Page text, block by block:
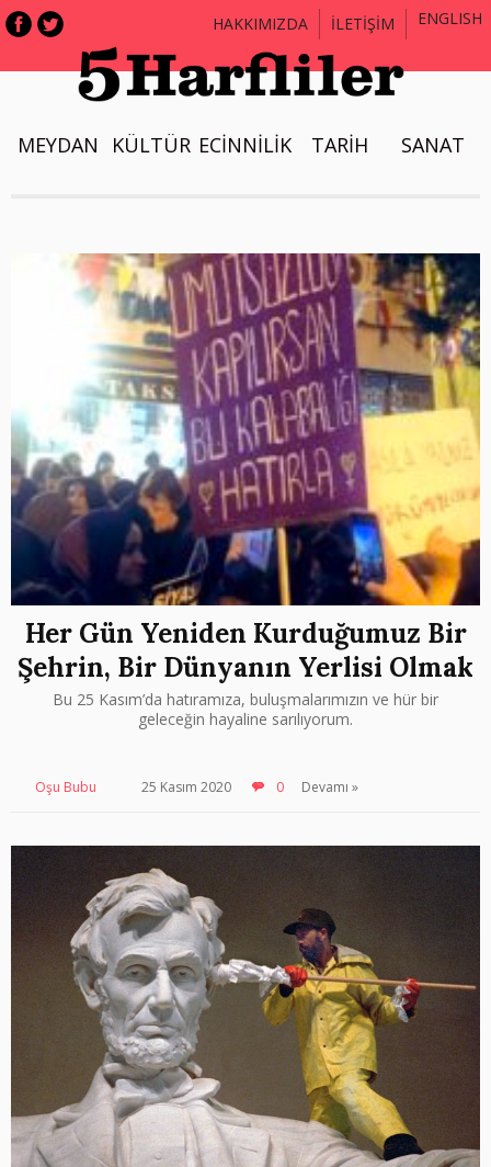
HAKKIMIZDA İLETİŞİM ENGLISH
MEYDAN KÜLTÜR ECİNNİLİK TARİH SANAT
Her Gün Yeniden Kurduğumuz Bir
Şehrin, Bir Dünyanın Yerlisi Olmak
Bu 25 Kasım’da hatıramıza, buluşmalarımızın ve hür bir
geleceğin hayaline sarılıyorum.
Oşu Bubu 25 Kasım 2020 0 Devamı »